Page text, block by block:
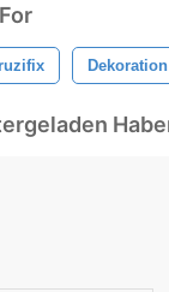
Dekoration